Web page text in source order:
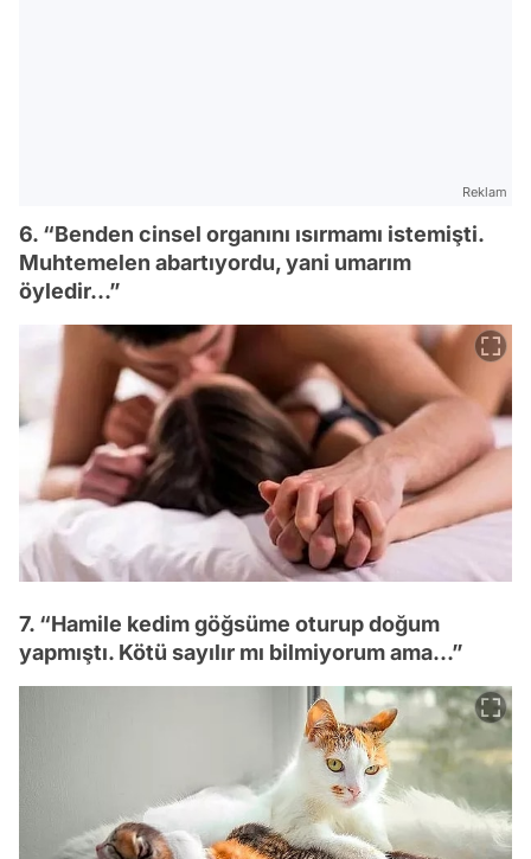
Reklam
6. “Benden cinsel organını ısırmamı istemişti.
Muhtemelen abartıyordu, yani umarım
öyledir…”
7. “Hamile kedim göğsüme oturup doğum
yapmıştı. Kötü sayılır mı bilmiyorum ama…”